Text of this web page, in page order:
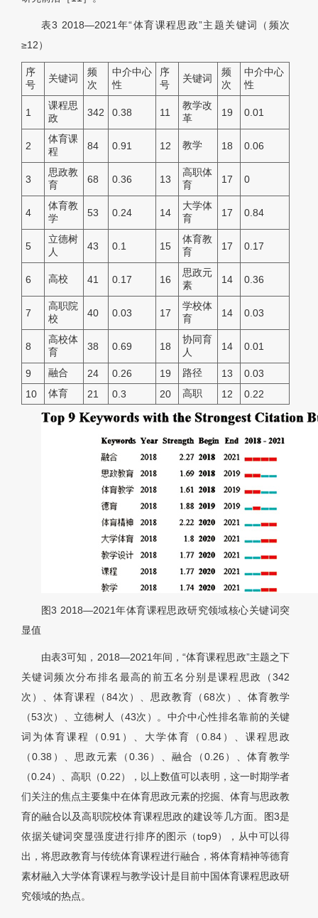
表3 2018—2021年“体育课程思政”主题关键词（频次
≥12）
序
号
关键词
频
次
中介中心
性
序
号
关键词
频
次
中介中心
性
1
课程思
政
342 0.38 11
教学改
革
19 0.01
2
体育课
程
84 0.91 12 教学 18 0.06
3
思政教
育
68 0.36 13
高职体
育
17 0
4
体育教
学
53 0.24 14
大学体
育
17 0.84
5
立德树
人
43 0.1 15
体育教
育
17 0.17
6 高校 41 0.17 16
思政元
素
14 0.36
7
高职院
校
40 0.03 17
学校体
育
14 0.03
8
高校体
育
38 0.69 18
协同育
人
14 0.01
9 融合 24 0.26 19 路径 13
0.03
10
体育 21 0.3 20 高职 12 0.22
图3 2018—2021年体育课程思政研究领域核心关键词突
显值
由表3可知，2018—2021年间，“体育课程思政”主题之下
关键词频次分布排名最高的前五名分别是课程思政（342
次）、体育课程（84次）、思政教育（68次）、体育教学
（53次）、立德树人（43次）。中介中心性排名靠前的关键
词为体育课程（0.91）、大学体育（0.84）、课程思政
（0.38）、思政元素（0.36）、融合（0.26）、体育教学
（0.24）、高职（0.22），以上数值可以表明，这一时期学者
们关注的焦点主要集中在体育思政元素的挖掘、体育与思政教
育的融合以及高职院校体育课程思政的建设等几方面。图3是
依据关键词突显强度进行排序的图示（top9），从中可以得
出，将思政教育与传统体育课程进行融合，将体育精神等德育
素材融入大学体育课程与教学设计是目前中国体育课程思政研
究领域的热点。